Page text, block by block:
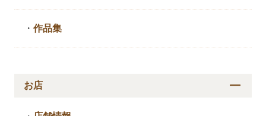
・作品集
お店